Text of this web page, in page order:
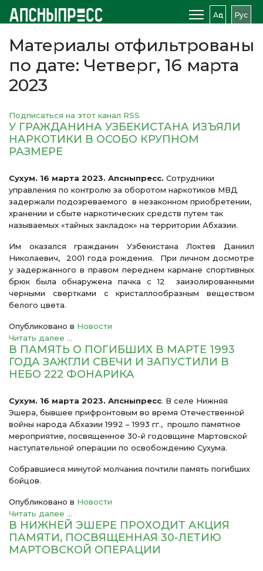
Аԥс Рус
Материалы отфильтрованы
по дате: Четверг, 16 марта
2023
Подписаться на этот канал RSS
У ГРАЖДАНИНА УЗБЕКИСТАНА ИЗЪЯЛИ
НАРКОТИКИ В ОСОБО КРУПНОМ
РАЗМЕРЕ
Сухум. 16 марта 2023. Апсныпресс. Сотрудники
управления по контролю за оборотом наркотиков МВД
задержали подозреваемого в незаконном приобретении,
хранении и сбыте наркотических средств путем так
называемых «тайных закладок» на территории Абхазии.
Им оказался гражданин Узбекистана Локтев Даниил
Николаевич, 2001 года рождения. При личном досмотре
у задержанного в правом переднем кармане спортивных
брюк была обнаружена пачка с 12 заизолированными
черными свертками с кристаллообразным веществом
белого цвета.
Опубликовано в Новости
Читать далее ...
В ПАМЯТЬ О ПОГИБШИХ В МАРТЕ 1993
ГОДА ЗАЖГЛИ СВЕЧИ И ЗАПУСТИЛИ В
НЕБО 222 ФОНАРИКА
Сухум. 16 марта 2023. Апсныпресс. В селе Нижняя
Эшера, бывшее прифронтовым во время Отечественной
войны народа Абхазии 1992 – 1993 гг., прошло памятное
мероприятие, посвященное 30-й годовщине Мартовской
наступательной операции по освобождению Сухума.
Собравшиеся минутой молчания почтили память погибших
бойцов.
Опубликовано в Новости
Читать далее ...
В НИЖНЕЙ ЭШЕРЕ ПРОХОДИТ АКЦИЯ
ПАМЯТИ, ПОСВЯЩЕННАЯ 30-ЛЕТИЮ
МАРТОВСКОЙ ОПЕРАЦИИ